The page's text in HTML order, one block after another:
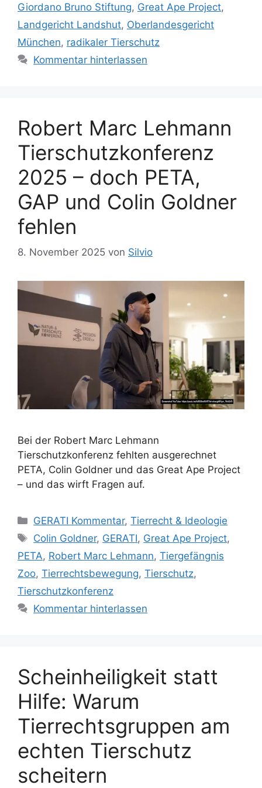
e
g
o
r
l
a
g
e
r
Giordano Bruno Stiftung, Great Ape Project,
Landgericht Landshut, Oberlandesgericht
München, radikaler Tierschutz
Kommentar hinterlassen
Robert Marc Lehmann
Tierschutzkonferenz
2025 – doch PETA,
GAP und Colin Goldner
fehlen
8. November 2025 von Silvio
Bei der Robert Marc Lehmann
Tierschutzkonferenz fehlten ausgerechnet
PETA, Colin Goldner und das Great Ape Project
– und das wirft Fragen auf.
K
a
e
g
o
r
GERATI Kommentar,Tierrecht & Ideologie
S
c
l
a
g
e
r
Colin Goldner, GERATI, Great Ape Project,
PETA, Robert Marc Lehmann, Tiergefängnis
Zoo, Tierrechtsbewegung, Tierschutz,
Tierschutzkonferenz
Kommentar hinterlassen
Scheinheiligkeit statt
Hilfe: Warum
Tierrechtsgruppen am
echten Tierschutz
scheitern